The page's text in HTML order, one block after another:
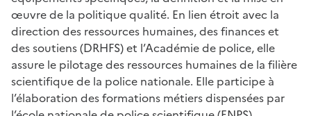
œuvre de la politique qualité. En lien étroit avec la
direction des ressources humaines, des finances et
des soutiens (DRHFS) et l’Académie de police, elle
assure le pilotage des ressources humaines de la filière
scientifique de la police nationale. Elle participe à
l’élaboration des formations métiers dispensées par